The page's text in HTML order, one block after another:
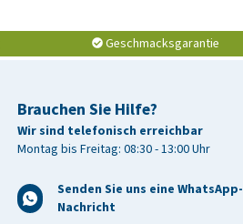
Geschmacksgarantie
Brauchen Sie Hilfe?
Wir sind telefonisch erreichbar
Montag bis Freitag: 08:30 - 13:00 Uhr
Senden Sie uns eine WhatsApp-
Nachricht